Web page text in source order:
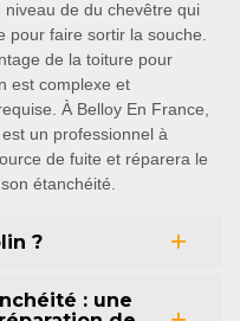
de du chevêtre qui
pour faire sortir la souche.
de la toiture pour
est complexe et
À Belloy En France,
un professionnel à
de fuite et réparera le
étanchéité.
?
: une